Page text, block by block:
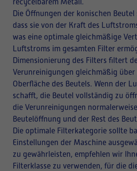
recycelbarem Metall.
Die Öffnungen der konischen
dass sie von der Kraft des
was eine optimale gleichmäßige
Luftstroms im gesamten Filter
Dimensionierung des Filters filtert
Verunreinigungen gleichmäßig über
Oberfläche des Beutels. Wenn der
schafft, die Beutel vollständig zu
die Verunreinigungen
Beutelöffnung und der Rest des
Die optimale Filterkategorie sollte
Einstellungen der Maschine
zu gewährleisten, empfehlen wir
Filterklasse zu verwenden, für die